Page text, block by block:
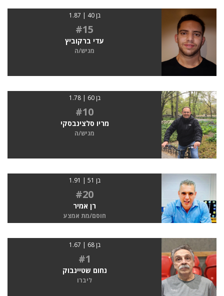
בן 40 | 1.87
#15
עדי ברקוביץ
מגיש/ה
בן 60 | 1.78
#10
מריו סלצינבסקי
מגיש/ה
בן 51 | 1.91
#20
רן אמיר
חוסם/מת אמצע
בן 68 | 1.67
#1
נחום שטיינבוק
ליברו